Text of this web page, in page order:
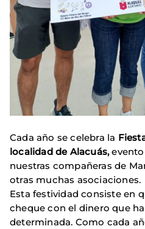
Cada año se celebra la
localidad de Alacuás,evento
nuestras compañeras de
otras muchas asociaciones.
Esta festividad consiste en
cheque con el dinero que
determinada. Como cada